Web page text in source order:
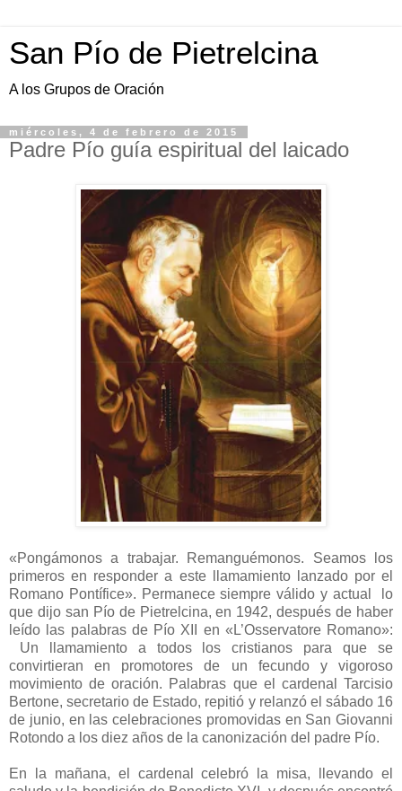
San Pío de Pietrelcina
A los Grupos de Oración
miércoles, 4 de febrero de 2015
Padre Pío guía espiritual del laicado
«Pongámonos a trabajar. Remanguémonos. Seamos los
primeros en responder a este llamamiento lanzado por el
Romano Pontífice». Permanece siempre válido y actual lo
que dijo san Pío de Pietrelcina, en 1942, después de haber
leído las palabras de Pío XII en «L’Osservatore Romano»:
Un llamamiento a todos los cristianos para que se
convirtieran en promotores de un fecundo y vigoroso
movimiento de oración. Palabras que el cardenal Tarcisio
Bertone, secretario de Estado, repitió y relanzó el sábado 16
de junio, en las celebraciones promovidas en San Giovanni
Rotondo a los diez años de la canonización del padre Pío.
En la mañana, el cardenal celebró la misa, llevando el